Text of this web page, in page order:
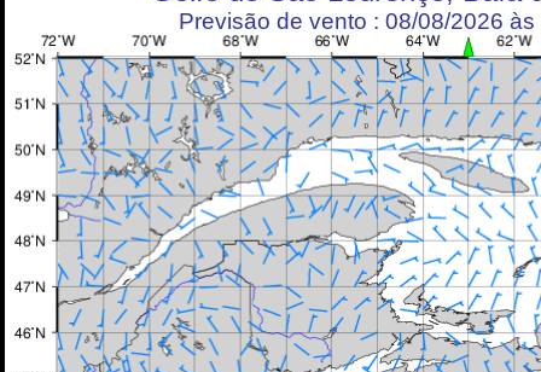
Previsão de vento : 08/08/2026 às